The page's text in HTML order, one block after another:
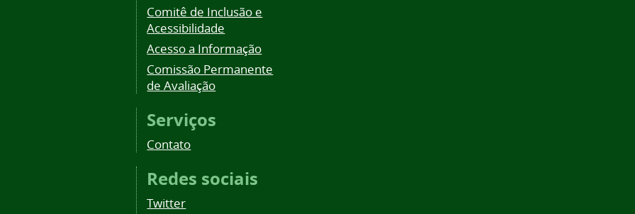
Comitê de Inclusão e
Acessibilidade
Acesso a Informação
Comissão Permanente
de Avaliação
Serviços
Contato
Redes sociais
Twitter